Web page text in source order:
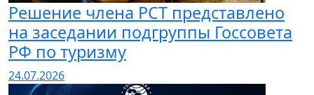
Решение члена РСТ представлено
на заседании подгруппы Госсовета
РФ по туризму
24.07.2026